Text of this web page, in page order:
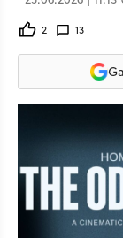
2 13